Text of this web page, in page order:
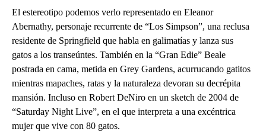
El estereotipo podemos verlo representado en Eleanor
Abernathy, personaje recurrente de “Los Simpson”, una reclusa
residente de Springfield que habla en galimatías y lanza sus
gatos a los transeúntes. También en la “Gran Edie” Beale
postrada en cama, metida en Grey Gardens, acurrucando gatitos
mientras mapaches, ratas y la naturaleza devoran su decrépita
mansión. Incluso en Robert DeNiro en un sketch de 2004 de
“Saturday Night Live”, en el que interpreta a una excéntrica
mujer que vive con 80 gatos.